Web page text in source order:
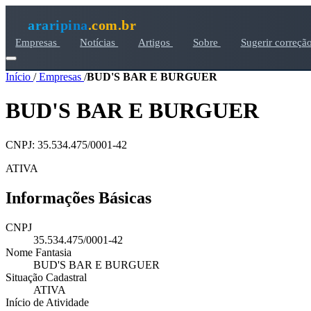
araripina.com.br
Empresas Notícias Artigos Sobre Sugerir
Início /Empresas /BUD'S BAR E BURGUER
BUD'S BAR E BURGUER
CNPJ: 35.534.475/0001-42
ATIVA
Informações Básicas
CNPJ
35.534.475/0001-42
Nome Fantasia
BUD'S BAR E BURGUER
Situação Cadastral
ATIVA
Início de Atividade